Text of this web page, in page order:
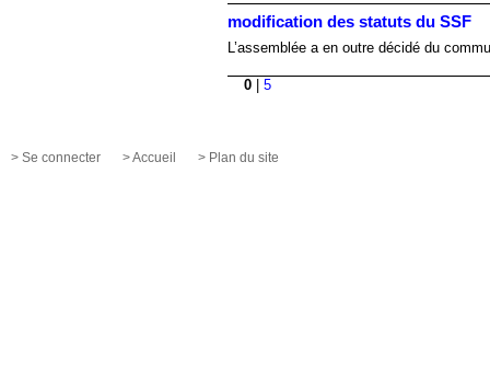
modification des statuts du SSF
L’assemblée a en outre décidé du
0 5
> Se connecter > Accueil > Plan du site